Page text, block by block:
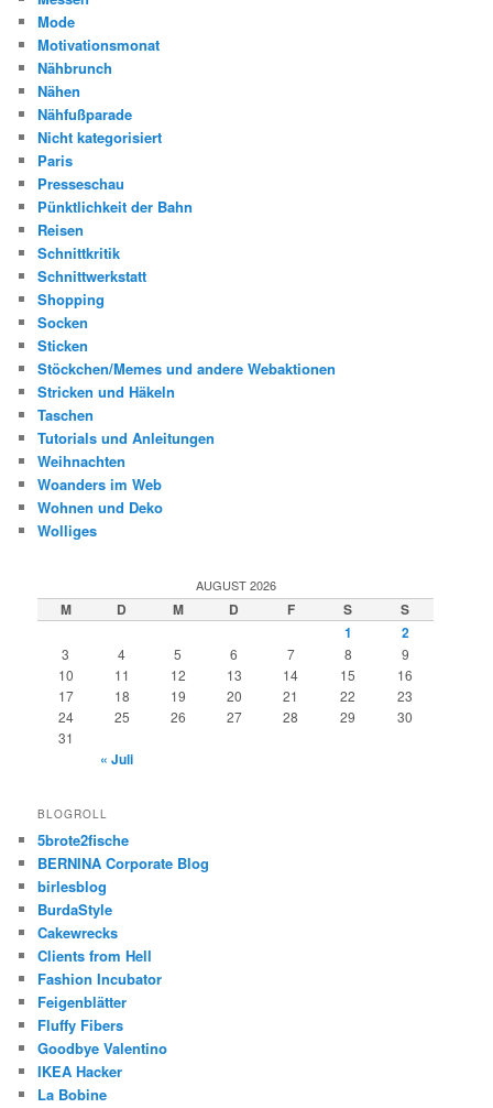
Mode
Motivationsmonat
Nähbrunch
Nähen
Nähfußparade
Nicht kategorisiert
Paris
Presseschau
Pünktlichkeit der Bahn
Reisen
Schnittkritik
Schnittwerkstatt
Shopping
Socken
Sticken
Stöckchen/Memes und andere Webaktionen
Stricken und Häkeln
Taschen
Tutorials und Anleitungen
Weihnachten
Woanders im Web
Wohnen und Deko
Wolliges
AUGUST 2026
M D M D F S
S
1
2
3 4 5 6 7 8
9
10
11 12 13 14 15
16
17
18 19 20 21 22
23
24
25 26 27 28 29
30
31
« Juli
BLOGROLL
5brote2fische
BERNINA Corporate Blog
birlesblog
BurdaStyle
Cakewrecks
Clients from Hell
Fashion Incubator
Feigenblätter
Fluffy Fibers
Goodbye Valentino
IKEA Hacker
La Bobine